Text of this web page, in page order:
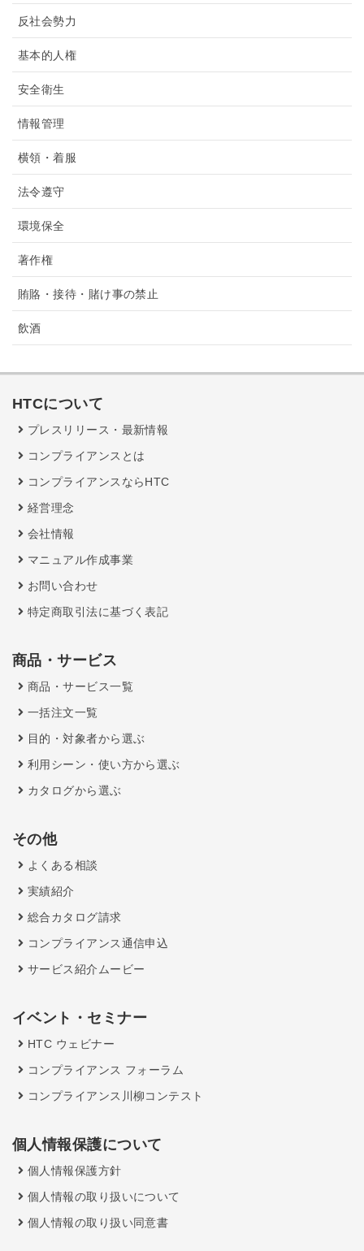
反社会勢力
基本的人権
安全衛生
情報管理
横領・着服
法令遵守
環境保全
著作権
賄賂・接待・賭け事の禁止
飲酒
HTCについて
プレスリリース・最新情報
コンプライアンスとは
コンプライアンスならHTC
経営理念
会社情報
マニュアル作成事業
お問い合わせ
特定商取引法に基づく表記
商品・サービス
商品・サービス一覧
一括注文一覧
目的・対象者から選ぶ
利用シーン・使い方から選ぶ
カタログから選ぶ
その他
よくある相談
実績紹介
総合カタログ請求
コンプライアンス通信申込
サービス紹介ムービー
イベント・セミナー
HTC ウェビナー
コンプライアンス フォーラム
コンプライアンス川柳コンテスト
個人情報保護について
個人情報保護方針
個人情報の取り扱いについて
個人情報の取り扱い同意書